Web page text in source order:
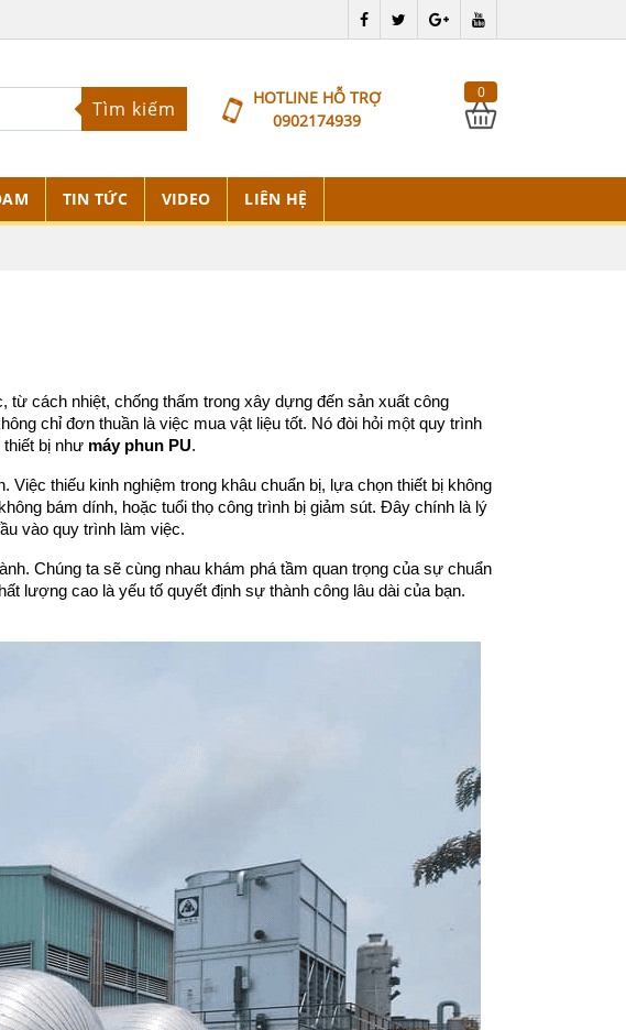
Tìm kiếm
HOTLINE HỖ TRỢ
0902174939
0
TIN TỨC VIDEO LIÊN HỆ
từ cách nhiệt, chống thấm trong xây dựng đến sản xuất công
chỉ đơn thuần là việc mua vật liệu tốt. Nó đòi hỏi một quy trình
thiết bị như máy phun PU.
thiếu kinh nghiệm trong khâu chuẩn bị, lựa chọn thiết bị không
bám dính, hoặc tuổi thọ công trình bị giảm sút. Đây chính là lý
vào quy trình làm việc.
Chúng ta sẽ cùng nhau khám phá tầm quan trọng của sự chuẩn
lượng cao là yếu tố quyết định sự thành công lâu dài của bạn.